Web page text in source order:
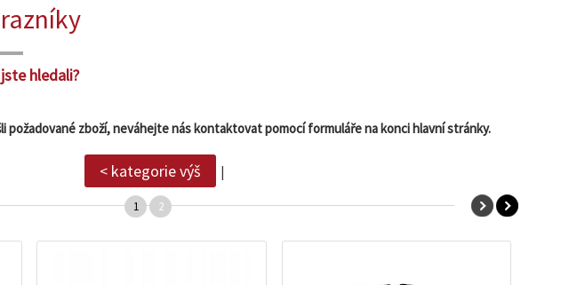
hledali?
zboží, neváhejte nás kontaktovat pomocí formuláře na konci hlavní stránky.
< kategorie výš |
1 2